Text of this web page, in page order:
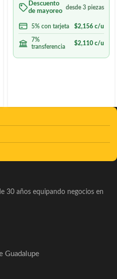
Descuento
de mayoreo
desde 3 piezas
5% con tarjeta $2,156 c/u
7%
transferencia
$2,110 c/u
30 años equipando negocios en
Guadalupe